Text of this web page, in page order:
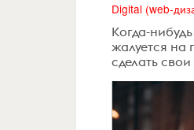
Когда-
жалуется на
сделать